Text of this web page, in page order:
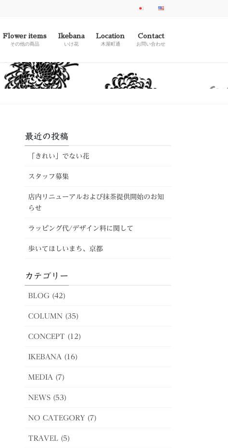
Flower items
その他の商品
Ikebana
いけ花
Location
木屋町通
Contact
お問い合わせ
最近の投稿
「きれい」でない花
スタッフ募集
店内リニューアルおよび抹茶提供開始のお知
らせ
ラッピング代/デザイン料に関して
歩いてほしいまち、京都
カテゴリー
BLOG (42)
COLUMN (35)
CONCEPT (12)
IKEBANA (16)
MEDIA (7)
NEWS (53)
NO CATEGORY (7)
TRAVEL (5)